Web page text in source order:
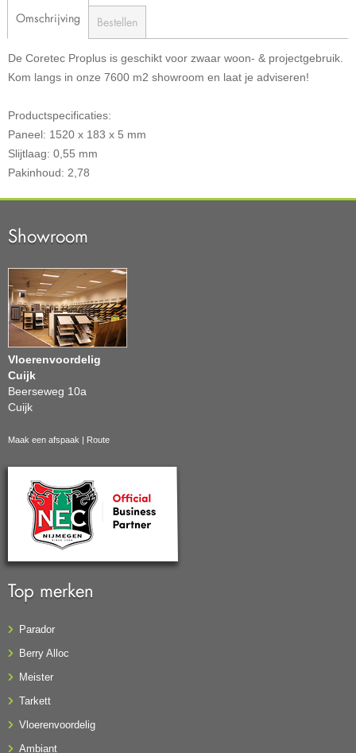
Omschrijving Bestellen
De Coretec Proplus is geschikt voor zwaar woon- & projectgebruik.
Kom langs in onze 7600 m2 showroom en laat je adviseren!
Productspecificaties:
Paneel: 1520 x 183 x 5 mm
Slijtlaag: 0,55 mm
Pakinhoud: 2,78
Showroom
Vloerenvoordelig
Cuijk
Beerseweg 10a
Cuijk
Maak een afspaak | Route
Top merken
Parador
Berry Alloc
Meister
Tarkett
Vloerenvoordelig
Ambiant